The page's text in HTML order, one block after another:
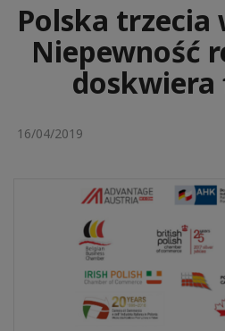
Polska trzecia
Niepewność
16/04/2019